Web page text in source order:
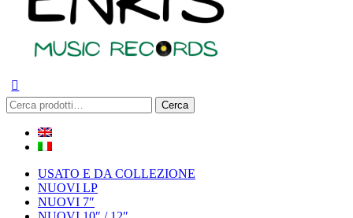
Cerca: Cerca
USATO E DA COLLEZIONE
NUOVI LP
NUOVI 7″